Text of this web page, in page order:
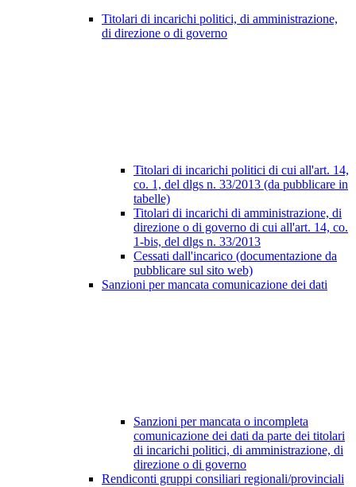
Titolari di incarichi politici, di amministrazione,
di direzione o di governo
Titolari di incarichi politici di cui all'art. 14,
co. 1, del dlgs n. 33/2013 (da pubblicare in
tabelle)
Titolari di incarichi di amministrazione, di
direzione o di governo di cui all'art. 14, co.
1-bis, del dlgs n. 33/2013
Cessati dall'incarico (documentazione da
pubblicare sul sito web)
Sanzioni per mancata comunicazione dei dati
Sanzioni per mancata o incompleta
comunicazione dei dati da parte dei titolari
di incarichi politici, di amministrazione, di
direzione o di governo
Rendiconti gruppi consiliari regionali/provinciali